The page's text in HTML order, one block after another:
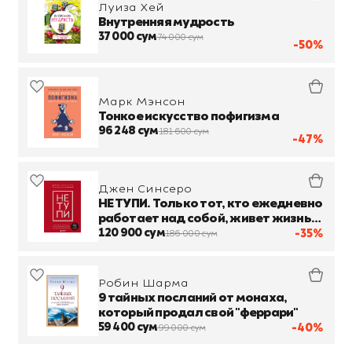
-50%
Луиза Хей
Внутренняя мудрость
37 000 сум74 000 сум
-47%
Марк Мэнсон
Тонкое искусство пофигизма
96 248 сум181 600 сум
-35%
Джен Синсеро
НЕ ТУПИ. Только тот, кто ежедневно
работает над собой, живет жизнью
мечты
120 900 сум186 000 сум
-40%
Робин Шарма
9 тайных посланий от монаха,
который продал свой "феррари"
59 400 сум99 000 сум